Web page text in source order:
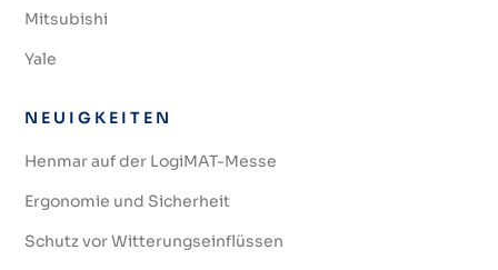
Mitsubishi
Yale
NEUIGKEITEN
Henmar auf der LogiMAT-Messe
Ergonomie und Sicherheit
Schutz vor Witterungseinflüssen